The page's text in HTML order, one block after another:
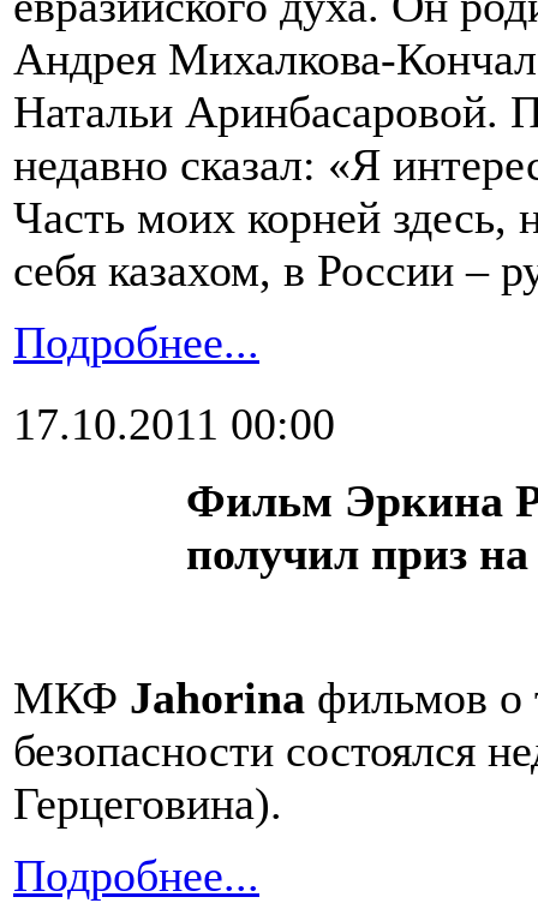
Андрея Михалкова-
Натальи Аринбасаровой.
недавно сказал: «Я
Часть моих корней здесь,
себя казахом, в России –
Подробнее...
17.10.2011 00:00
Фильм Эркина
получил приз
МКФ Jahorina фильмов о
безопасности состоялся
Герцеговина).
Подробнее...